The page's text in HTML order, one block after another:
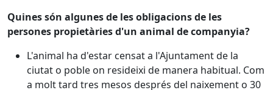
Quines són algunes de les obligacions de les
persones propietàries d'un animal de companyia?
L'animal ha d'estar censat a l'Ajuntament de la
ciutat o poble on resideixi de manera habitual. Com
a molt tard tres mesos després del naixement o 30